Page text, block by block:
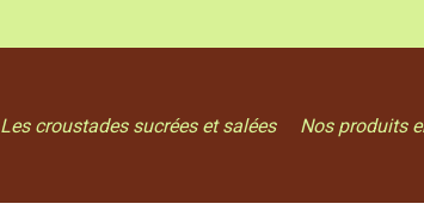
Les croustades sucrées et salées Nos produits